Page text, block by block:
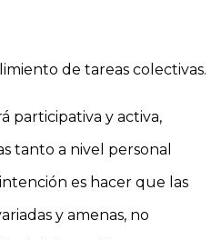
de tareas colectivas.
participativa y activa,
tanto a nivel personal
es hacer que las
y amenas, no